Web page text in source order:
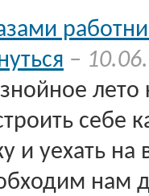
–
себе
и уехать на
нам